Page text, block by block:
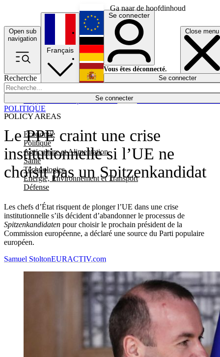
Ga naar de hoofdinhoud
Open sub
navigation
Close menu
Recherche
Se connecter
POLICY AREAS
Economie
Politique
Agriculture et Alimentation
Santé
Technologies
Energie, Environnement et Transport
Défense
Économie
Français
English
Deutsch
Español
Se connecter
Vous êtes déconnecté.
Se connecter
Le PPE craint une crise
institutionnelle si l’UE ne
choisit pas un Spitzenkandidat
Les chefs d’État risquent de plonger l’UE dans une crise
institutionnelle s’ils décident d’abandonner le processus de
Spitzenkandidaten pour choisir le prochain président de la
Commission européenne, a déclaré une source du Parti populaire
européen.
POLITIQUE
Samuel StoltonEURACTIV.com